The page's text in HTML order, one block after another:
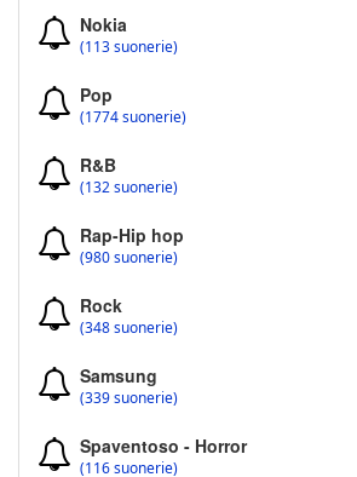
Nokia
(113 suonerie)
Pop
(1774 suonerie)
R&B
(132 suonerie)
Rap-Hip hop
(980 suonerie)
Rock
(348 suonerie)
Samsung
(339 suonerie)
Spaventoso - Horror
(116 suonerie)